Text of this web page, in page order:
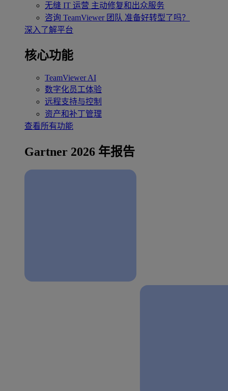
无缝 IT 运营 主动修复和出众服务
咨询 TeamViewer 团队 准备好转型了吗？
深入了解平台
核心功能
TeamViewer AI
数字化员工体验
远程支持与控制
资产和补丁管理
查看所有功能
Gartner 2026 年报告